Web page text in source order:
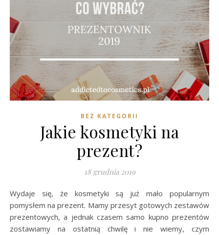
BEZ KATEGORII
Jakie kosmetyki na
prezent?
18 grudnia 2019
Wydaje się, że kosmetyki są już mało popularnym
pomysłem na prezent. Mamy przesyt gotowych zestawów
prezentowych, a jednak czasem samo kupno prezentów
zostawiamy na ostatnią chwilę i nie wiemy, czym